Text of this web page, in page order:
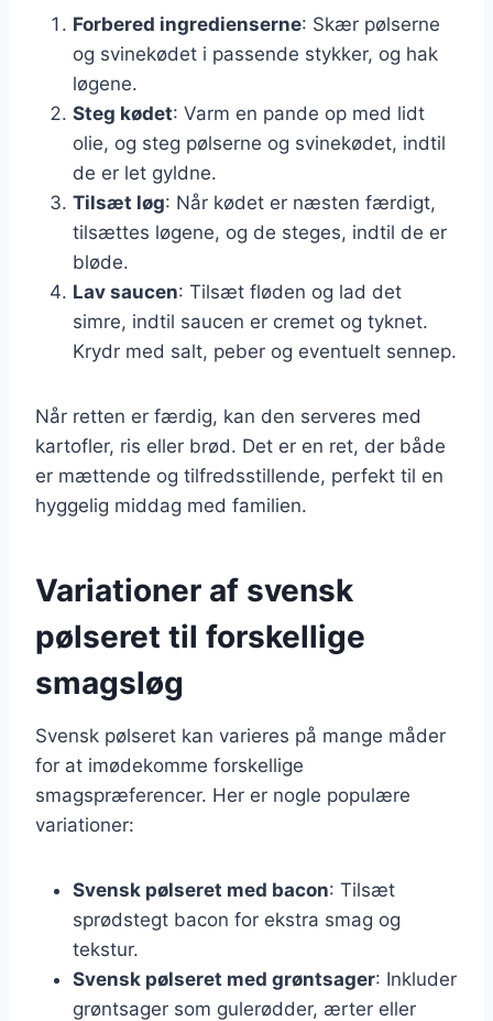
Forbered ingredienserne: Skær pølserne
og svinekødet i passende stykker, og hak
løgene.
Steg kødet: Varm en pande op med lidt
olie, og steg pølserne og svinekødet, indtil
de er let gyldne.
Tilsæt løg: Når kødet er næsten færdigt,
tilsættes løgene, og de steges, indtil de er
bløde.
Lav saucen: Tilsæt fløden og lad det
simre, indtil saucen er cremet og tyknet.
Krydr med salt, peber og eventuelt sennep.
Når retten er færdig, kan den serveres med
kartofler, ris eller brød. Det er en ret, der både
er mættende og tilfredsstillende, perfekt til en
hyggelig middag med familien.
Variationer af svensk
pølseret til forskellige
smagsløg
Svensk pølseret kan varieres på mange måder
for at imødekomme forskellige
smagspræferencer. Her er nogle populære
variationer:
Svensk pølseret med bacon: Tilsæt
sprødstegt bacon for ekstra smag og
tekstur.
Svensk pølseret med grøntsager: Inkluder
grøntsager som gulerødder, ærter eller